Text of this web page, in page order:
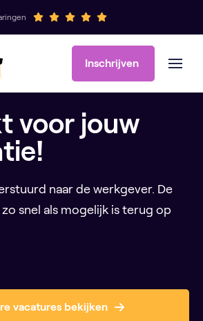
Inschrijven
voor jouw
naar de werkgever. De
snel als mogelijk is terug op
vacatures bekijken